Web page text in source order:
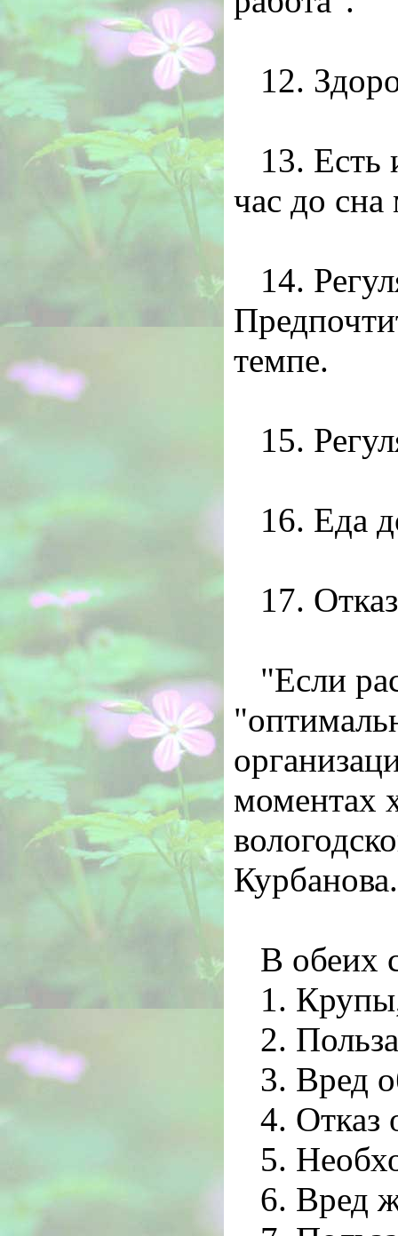
12.
13. Есть
час до
14.
темпе.
15.
16. Еда
17.
"Если
моментах
Курбанова.
В обеих
1.
2.
3. Вред
4. Отказ
5.
6. Вред